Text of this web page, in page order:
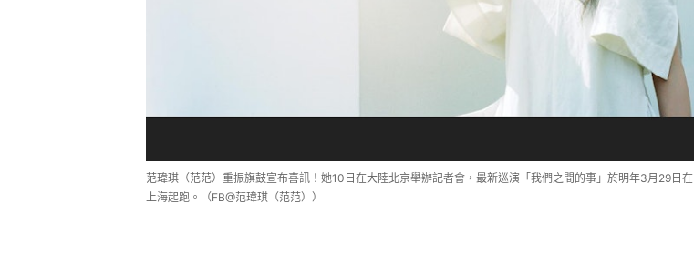
范瑋琪（范范）重振旗鼓宣布喜訊！她10日在大陸北京舉辦記者會，最新巡演「我們之間的事」於明年3月29日在
上海起跑。（FB@范瑋琪（范范））